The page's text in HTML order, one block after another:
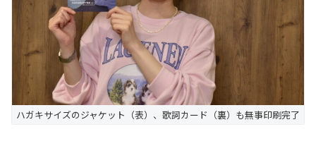
ハガキサイズのジャケット（表）、歌詞カード（裏）も無事印刷完了